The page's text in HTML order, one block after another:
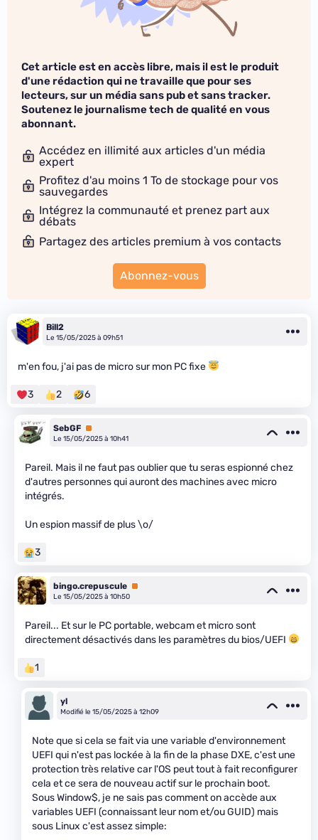
Cet article est en accès libre, mais il est le produit
d'une rédaction qui ne travaille que pour ses
lecteurs, sur un média sans pub et sans tracker.
Soutenez le journalisme tech de qualité en vous
abonnant.
Accédez en illimité aux articles d'un média
expert
Profitez d'au moins 1 To de stockage pour vos
sauvegardes
Intégrez la communauté et prenez part aux
débats
Partagez des articles premium à vos contacts
Abonnez-vous
Bill2
Le 15/05/2025 à 09h51
m'en fou, j'ai pas de micro sur mon PC fixe
3 2 6
SebGF Premium
Le 15/05/2025 à 10h41
Pareil. Mais il ne faut pas oublier que tu seras espionné chez
d'autres personnes qui auront des machines avec micro
intégrés.
Un espion massif de plus \o/
3
bingo.crepuscule Premium
Le 15/05/2025 à 10h50
Pareil... Et sur le PC portable, webcam et micro sont
directement désactivés dans les paramètres du bios/UEFI
1
yl
Modifié le 15/05/2025 à 12h09
Note que si cela se fait via une variable d'environnement
UEFI qui n'est pas lockée à la fin de la phase DXE, c'est une
protection très relative car l'OS peut tout à fait reconfigurer
cela et ce sera de nouveau actif sur le prochain boot.
Sous Window$, je ne sais pas comment on accède aux
variables UEFI (connaissant leur nom et/ou GUID) mais
sous Linux c'est assez simple: